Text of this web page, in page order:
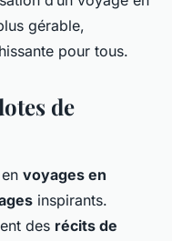
gérable,
pour tous.
de
en voyages en
inspirants.
des récits de